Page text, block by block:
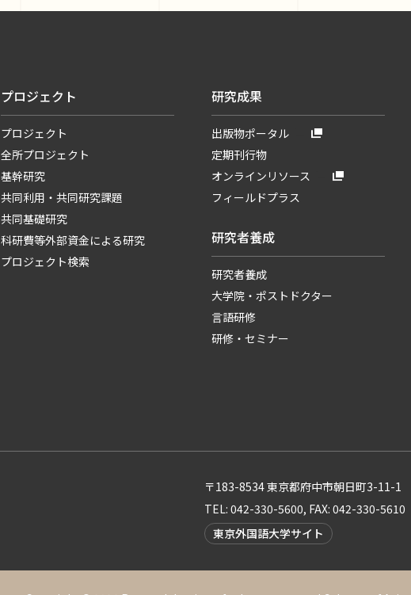
プロジェクト
プロジェクト
全所プロジェクト
基幹研究
共同利用・共同研究課題
共同基礎研究
科研費等外部資金による研究
プロジェクト検索
研究成果
出版物ポータル
定期刊行物
オンラインリソース
フィールドプラス
研究者養成
研究者養成
大学院・ポストドクター
言語研修
研修・セミナー
〒183-8534 東京都府中市朝日町3-11-1
TEL: 042-330-5600, FAX: 042-330-5610
東京外国語大学サイト